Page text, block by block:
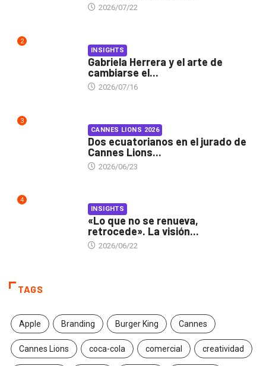
2026/07/22
2
INSIGHTS
Gabriela Herrera y el arte de
cambiarse el...
2026/07/16
3
CANNES LIONS 2026
Dos ecuatorianos en el jurado de
Cannes Lions...
2026/06/23
4
INSIGHTS
«Lo que no se renueva,
retrocede». La visión...
2026/06/22
TAGS
Apple Branding Burger King Cannes
Cannes Lions coca-cola comercial creatividad